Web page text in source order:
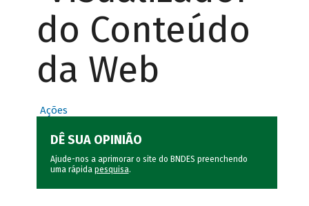
do Conteúdo
da Web
Ações
DÊ SUA OPINIÃO
Ajude-nos a aprimorar o site do BNDES preenchendo
uma rápida pesquisa.